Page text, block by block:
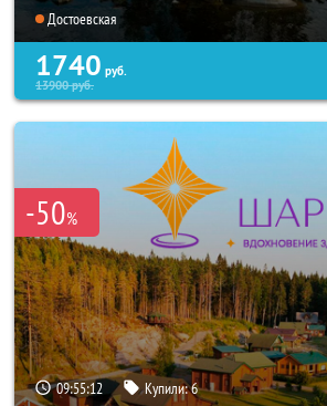
Достоевская
1740 руб.
13900руб.
-50%
09:55:10 Купили:6